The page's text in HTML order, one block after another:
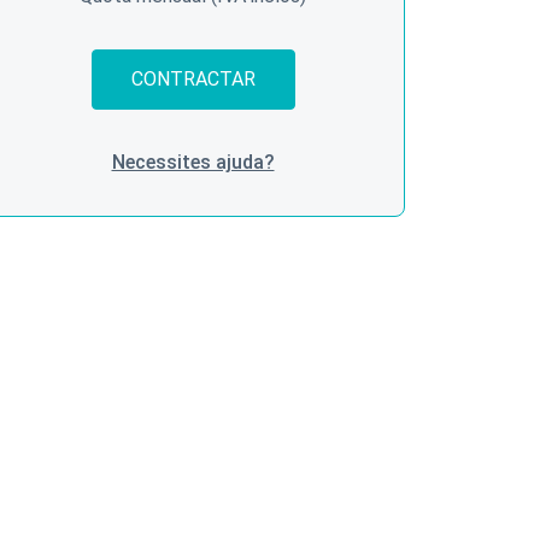
CONTRACTAR
Necessites ajuda?